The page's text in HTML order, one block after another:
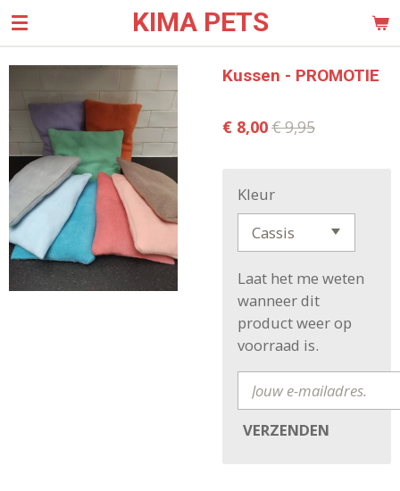
Ga
direct
naar
hoofdinhoud
KIMA PETS
Kussen - PROMOTIE
€ 8,00€ 9,95
Kleur
Laat het me weten
wanneer dit
product weer op
voorraad is.
VERZENDEN